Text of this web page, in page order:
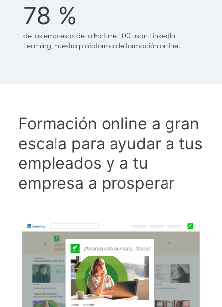
78 %
de las empresas de la Fortune 100 usan LinkedIn
Learning, nuestra plataforma de formación online.
Formación online a gran
escala para ayudar a tus
empleados y a tu
empresa a prosperar